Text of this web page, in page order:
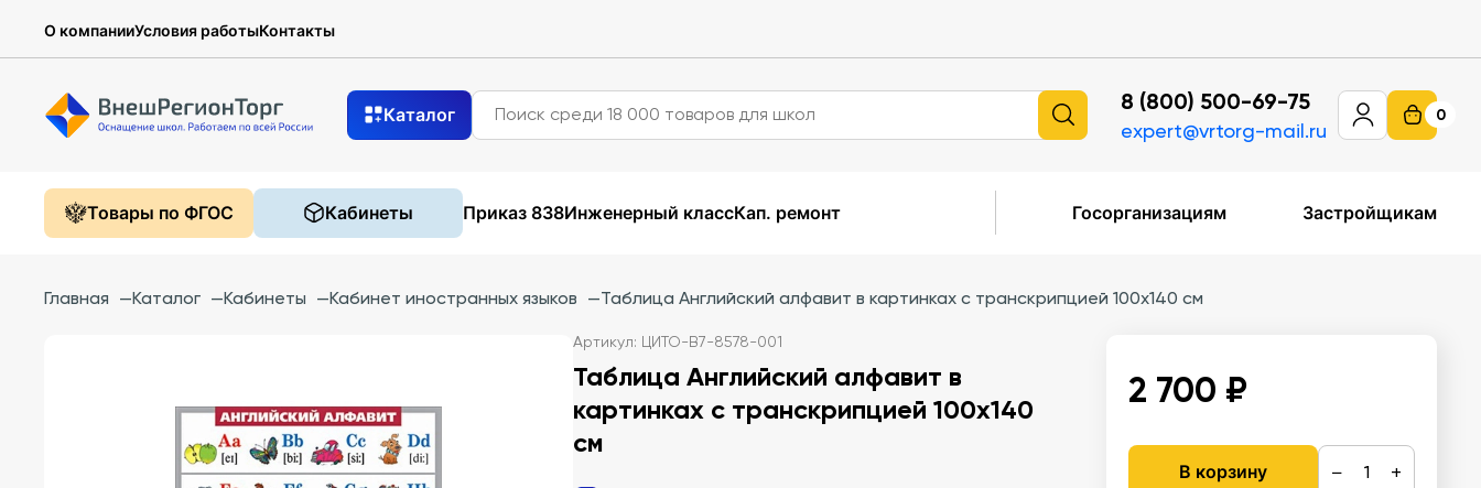
О компанииУсловия работыКонтакты
Каталог 8 (800) 500-69-75
expert@vrtorg-mail.ru
0
Товары по ФГОС Кабинеты Приказ 838Инженерный классКап. ремонт Госорганизациям Застройщикам
Главная —Каталог —Кабинеты —Кабинет иностранных языков —Таблица Английский алфавит в картинках с транскрипцией 100x140 см
Артикул: ЦИТО-В7-8578-001
Таблица Английский алфавит в
картинках с транскрипцией 100x140
см
2 700 ₽
В корзину − +